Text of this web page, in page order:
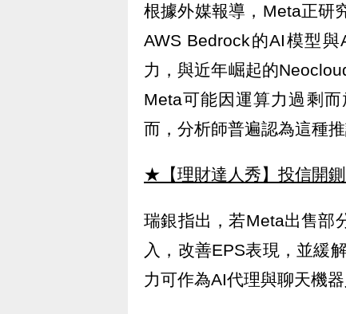
根據外媒報導，Meta正研
AWS Bedrock的AI模型
力，與近年崛起的
Meta可能因運算力過剩
而，分析師普遍認為這種推
★【理財達人秀】投信開
瑞銀指出，若Meta出售部
入，改善EPS表現，並緩
力可作為AI代理與聊天機